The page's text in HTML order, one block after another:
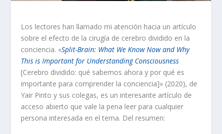
Los lectores han llamado mi atención hacia un artículo
sobre el efecto de la cirugía de cerebro dividido en la
conciencia. «Split-Brain: What We Know Now and Why
This is Important for Understanding Consciousness
[Cerebro dividido: qué sabemos ahora y por qué es
importante para comprender la conciencia]» (2020), de
Yair Pinto y sus colegas, es un interesante artículo de
acceso abierto que vale la pena leer para cualquier
persona interesada en el tema. Del resumen: